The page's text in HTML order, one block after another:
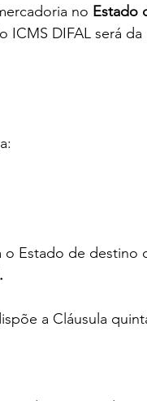
no Estado
ICMS DIFAL será da
o Estado de destino
a Cláusula